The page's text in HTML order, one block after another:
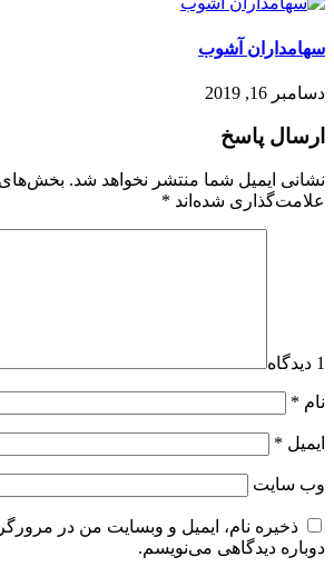
سهامداران آشوب
دسامبر 16, 2019
ارسال پاسخ
نشانی ایمیل شما منتشر نخواهد شد. بخش‌های
علامت‌گذاری شده‌اند *
1 دیدگاه
نام *
ایمیل *
وب‌ سایت
ذخیره نام، ایمیل و وبسایت من در
دوباره دیدگاهی می‌نویسم.